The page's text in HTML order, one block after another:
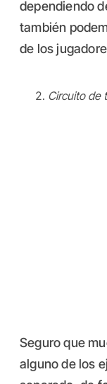
dependiendo
también
de los
Circuito de
Seguro que
alguno de los